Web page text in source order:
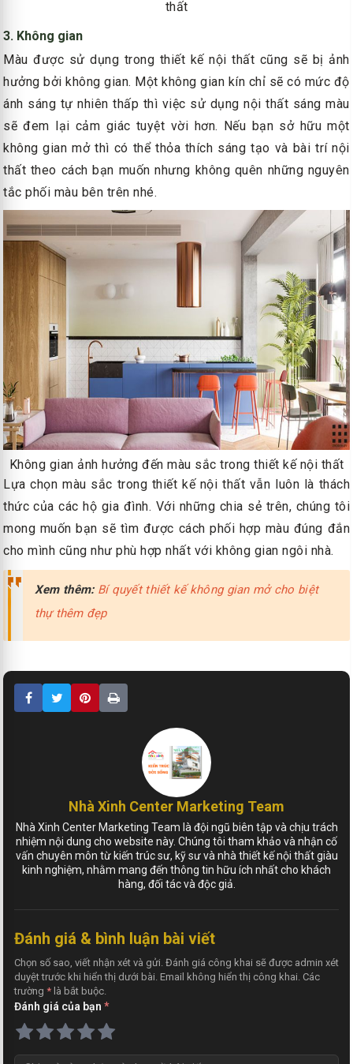
thất
3. Không gian
Màu được sử dụng trong thiết kế nội thất cũng sẽ bị ảnh
hưởng bởi không gian. Một không gian kín chỉ sẽ có mức độ
ánh sáng tự nhiên thấp thì việc sử dụng nội thất sáng màu
sẽ đem lại cảm giác tuyệt vời hơn. Nếu bạn sở hữu một
không gian mở thì có thể thỏa thích sáng tạo và bài trí nội
thất theo cách bạn muốn nhưng không quên những nguyên
tắc phối màu bên trên nhé.
Không gian ảnh hưởng đến màu sắc trong thiết kế nội thất
Lựa chọn màu sắc trong thiết kế nội thất vẫn luôn là thách
thức của các hộ gia đình. Với những chia sẻ trên, chúng tôi
mong muốn bạn sẽ tìm được cách phối hợp màu đúng đắn
cho mình cũng như phù hợp nhất với không gian ngôi nhà.
Xem thêm: Bí quyết thiết kế không gian mở cho biệt
thự thêm đẹp
Nhà Xinh Center Marketing Team
Nhà Xinh Center Marketing Team là đội ngũ biên tập và chịu trách
nhiệm nội dung cho website này. Chúng tôi tham khảo và nhận cố
vấn chuyên môn từ kiến trúc sư, kỹ sư và nhà thiết kế nội thất giàu
kinh nghiệm, nhằm mang đến thông tin hữu ích nhất cho khách
hàng, đối tác và độc giả.
Đánh giá & bình luận bài viết
Chọn số sao, viết nhận xét và gửi. Đánh giá công khai sẽ được admin xét
duyệt trước khi hiển thị dưới bài. Email không hiển thị công khai. Các
trường * là bắt buộc.
Đánh giá của bạn *